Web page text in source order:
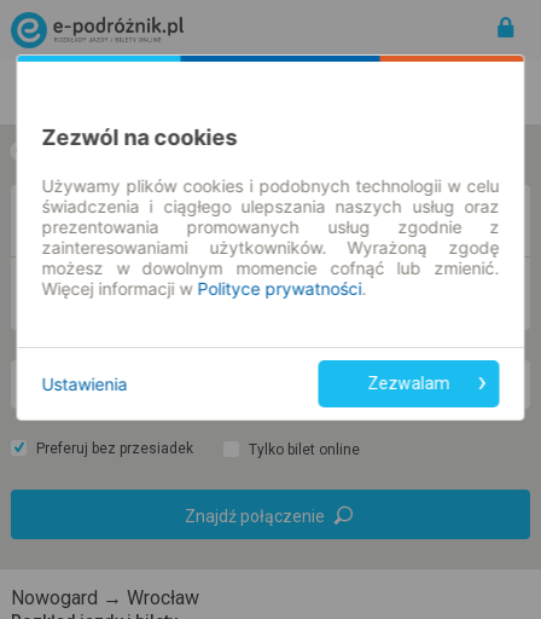
Z
DO
nd. 9 sie.
Preferuj bez przesiadek Tylko bilet online
Znajdź połączenie
Nowogard → Wrocław
Zezwól na cookies
Używamy plików cookies i podobnych technologii w celu
świadczenia i ciągłego ulepszania naszych usług oraz
prezentowania promowanych usług zgodnie z
zainteresowaniami użytkowników. Wyrażoną zgodę
możesz w dowolnym momencie cofnąć lub zmienić.
Więcej informacji w Polityce prywatności.
Ustawienia Zezwalam